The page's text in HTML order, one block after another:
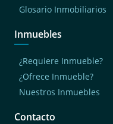
Glosario Inmobiliarios
Inmuebles
¿Requiere Inmueble?
¿Ofrece Inmueble?
Nuestros Inmuebles
Contacto